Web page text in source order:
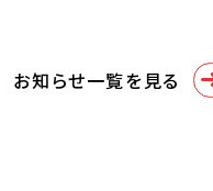
お知らせ一覧を見る